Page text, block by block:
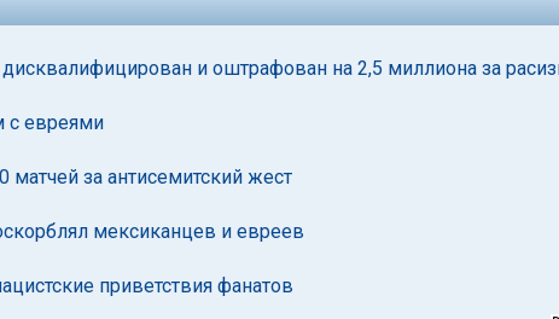
и оштрафован на 2,5 миллиона за
с евреями
за антисемитский жест
мексиканцев и евреев
приветствия фанатов